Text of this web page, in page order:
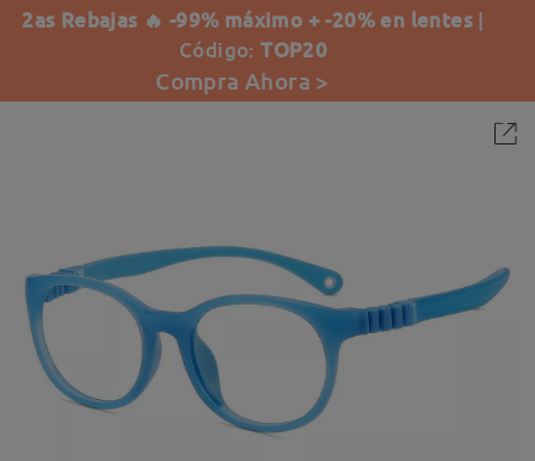
2as Rebajas 🔥 -99% máximo + -20% en lentes |
Código:TOP20
Compra Ahora >